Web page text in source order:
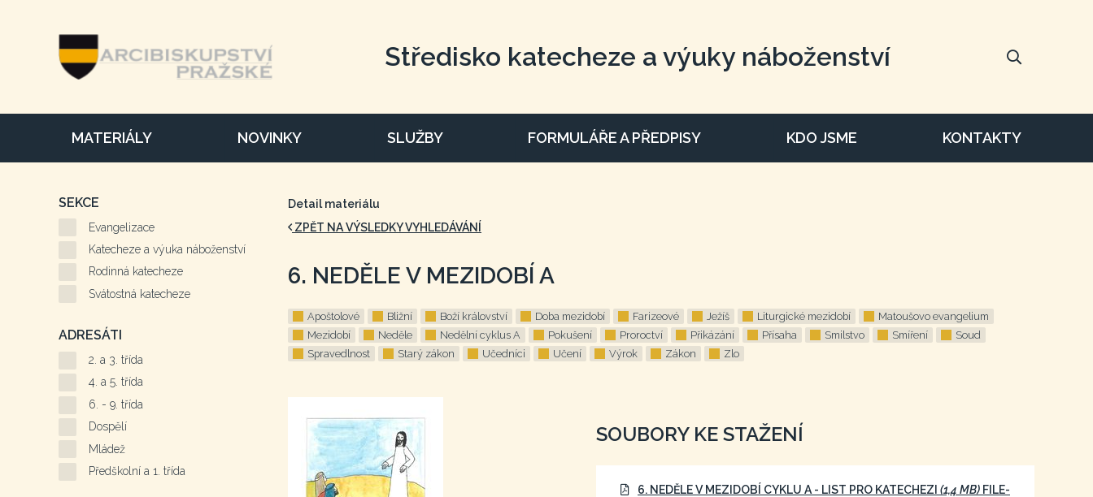
Středisko katecheze a výuky náboženství
MATERIÁLY NOVINKY SLUŽBY FORMULÁŘE A PŘEDPISY KDO JSME KONTAKTY
Detail materiálu
ZPĚT NA VÝSLEDKY VYHLEDÁVÁNÍ
6. NEDĚLE V MEZIDOBÍ A
Apoštolové Bližní Boží království Doba mezidobí Farizeové Ježíš Liturgické mezidobí
Matoušovo evangelium
Mezidobí
Neděle Nedělní cyklus A Pokušení Proroctví Přikázání Přísaha Smilstvo Smíření
Soud
Spravedlnost
Starý zákon Učedníci Učení Výrok Zákon Zlo
SOUBORY KE STAŽENÍ
6. NEDĚLE V MEZIDOBÍ CYKLU A - LIST PRO KATECHEZI (1,4 MB) FILE-
SEKCE
Evangelizace
Katecheze a výuka náboženství
Rodinná katecheze
Svátostná katecheze
ADRESÁTI
2. a 3. třída
4. a 5. třída
6. - 9. třída
Dospělí
Mládež
Předškolní a 1. třída